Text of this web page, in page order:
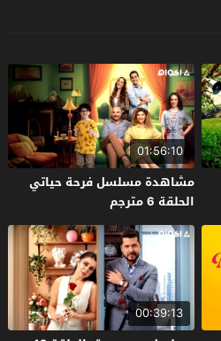
01:56:10
مشاهدة مسلسل فرحة حياتي
الحلقة 6 مترجم
00:39:13